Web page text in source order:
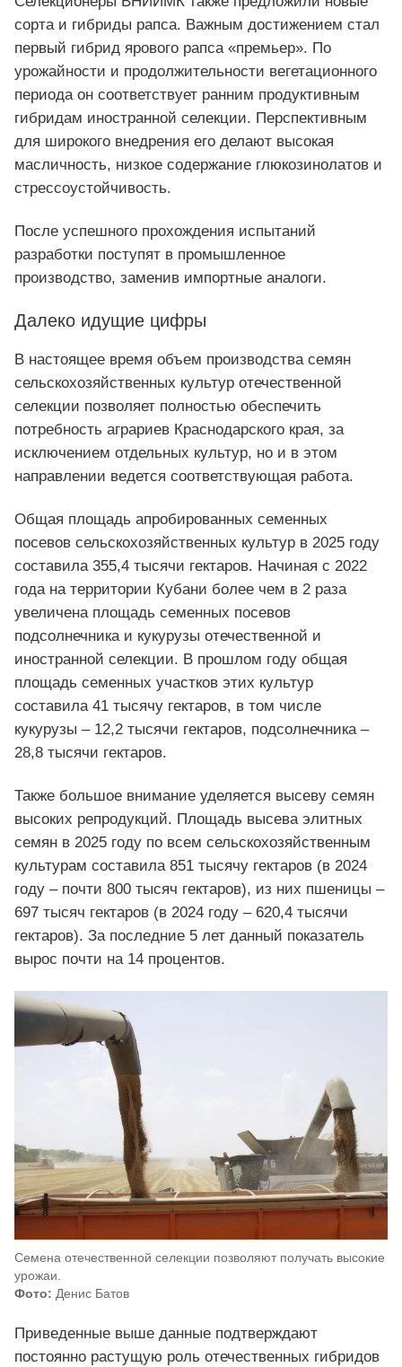
сорта и гибриды рапса. Важным достижением стал
первый гибрид ярового рапса «премьер». По
урожайности и продолжительности вегетационного
периода он соответствует ранним продуктивным
гибридам иностранной селекции. Перспективным
для широкого внедрения его делают высокая
масличность, низкое содержание глюкозинолатов и
стрессоустойчивость.
После успешного прохождения испытаний
разработки поступят в промышленное
производство, заменив импортные аналоги.
Далеко идущие цифры
В настоящее время объем производства семян
сельскохозяйственных культур отечественной
селекции позволяет полностью обеспечить
потребность аграриев Краснодарского края, за
исключением отдельных культур, но и в этом
направлении ведется соответствующая работа.
Общая площадь апробированных семенных
посевов сельскохозяйственных культур в 2025 году
составила 355,4 тысячи гектаров. Начиная с 2022
года на территории Кубани более чем в 2 раза
увеличена площадь семенных посевов
подсолнечника и кукурузы отечественной и
иностранной селекции. В прошлом году общая
площадь семенных участков этих культур
составила 41 тысячу гектаров, в том числе
кукурузы – 12,2 тысячи гектаров, подсолнечника –
28,8 тысячи гектаров.
Также большое внимание уделяется высеву семян
высоких репродукций. Площадь высева элитных
семян в 2025 году по всем сельскохозяйственным
культурам составила 851 тысячу гектаров (в 2024
году – почти 800 тысяч гектаров), из них пшеницы –
697 тысяч гектаров (в 2024 году – 620,4 тысячи
гектаров). За последние 5 лет данный показатель
вырос почти на 14 процентов.
Семена отечественной селекции позволяют получать высокие
урожаи.
Фото: Денис Батов
Приведенные выше данные подтверждают
постоянно растущую роль отечественных гибридов